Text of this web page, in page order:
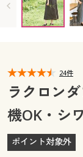
カタログ無料
マイページ
閲覧履歴
お気に入り
会員メニュー
閲覧履歴
お気に入り
サポート
24件
ラクロン
機OK・シ
ポイント対象外